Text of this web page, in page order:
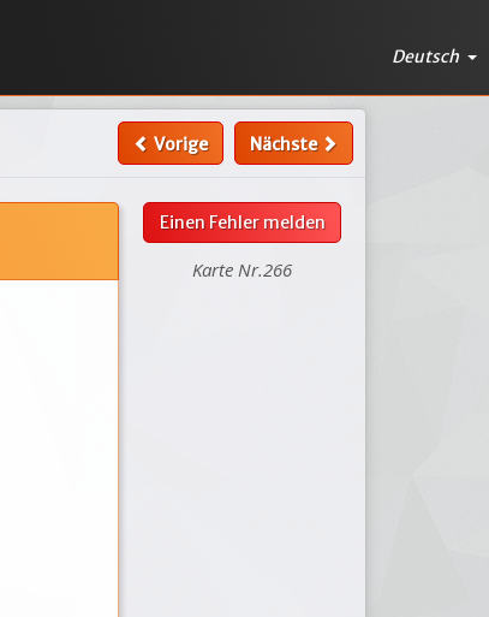
Deutsch
Vorige Nächste
Einen Fehler melden
Karte Nr.266